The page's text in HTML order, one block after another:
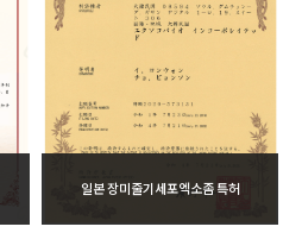
일본 장미줄기세포엑소좀 특허